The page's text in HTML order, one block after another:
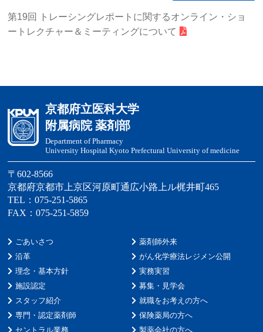
第19回 トレーシングレポートに関するオンライン・ショ
ートレクチャー＆ミーティングについて
京都府立医科大学
附属病院 薬剤部
Department of Pharmacy
University Hospital Kyoto Prefectural University of medicine
〒602-8566
京都府京都市上京区河原町通広小路上ル梶井町465
TEL：075-251-5865
FAX：075-251-5859
ごあいさつ
沿革
理念・基本方針
施設認定
スタッフ紹介
専門・認定薬剤師
セントラル業務
薬剤師外来
がん化学療法レジメン公開
実務実習
募集・見学会
就職をお考えの方へ
保険薬局の方へ
製薬会社の方へ